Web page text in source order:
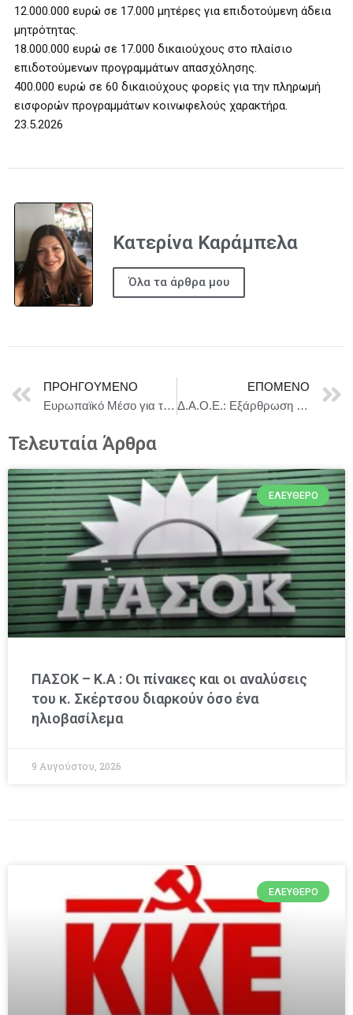
12.000.000 ευρώ σε 17.000 μητέρες για επιδοτούμενη άδεια
μητρότητας.
18.000.000 ευρώ σε 17.000 δικαιούχους στο πλαίσιο
επιδοτούμενων προγραμμάτων απασχόλησης.
400.000 ευρώ σε 60 δικαιούχους φορείς για την πληρωμή
εισφορών προγραμμάτων κοινωφελούς χαρακτήρα.
23.5.2026
Κατερίνα Καράμπελα
Όλα τα άρθρα μου
ΠΡΟΗΓΟΎΜΕΝΟ
Ευρωπαϊκό Μέσο για την Ειρήνη: Το Συμβούλιο εγκρίνει το τρίτο μέτρο διμερούς βοήθειας προς υποστήριξη των Αλβανικών Ενόπλων Δυνάμεων
ΕΠΌΜΕΝΟ
Δ.Α.Ο.Ε.: Εξάρθρωση εγκληματικής οργάνωσης που διέπραττε απάτες με το πρόσχημα «υπαλλήλου του ΔΕΔΔΗΕ» ή λογιστή
Τελευταία Άρθρα
ΕΛΕΎΘΕΡΟ
ΠΑΣΟΚ – Κ.Α : Οι πίνακες και οι αναλύσεις
του κ. Σκέρτσου διαρκούν όσο ένα
ηλιοβασίλεμα
9 Αυγούστου, 2026
ΕΛΕΎΘΕΡΟ